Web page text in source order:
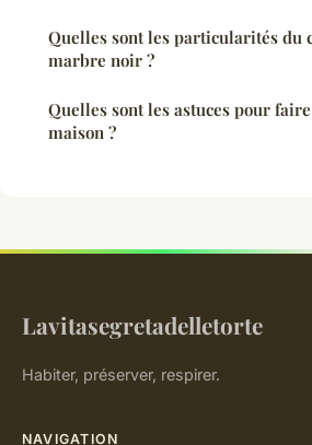
Quelles sont les particularités du
marbre noir ?
Quelles sont les astuces pour
maison ?
Lavitasegretadelletorte
Habiter, préserver, respirer.
NAVIGATION